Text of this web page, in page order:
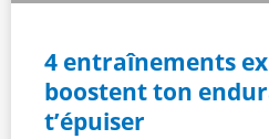
4 entraînements
boostent ton
t’épuiser